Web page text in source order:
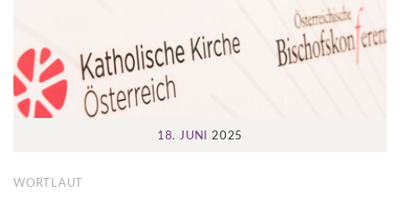
18. JUNI 2025
WORTLAUT